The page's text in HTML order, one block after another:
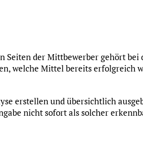
Seiten der Mittbewerber gehört bei
welche Mittel bereits erfolgreich
erstellen und übersichtlich
nicht sofort als solcher